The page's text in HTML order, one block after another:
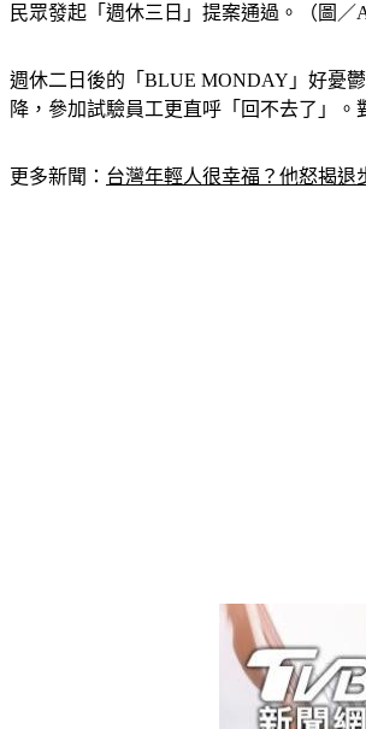
民眾發起「週休三日」提案通過。（圖／
週休二日後的「BLUE MONDAY」好憂
降，參加試驗員工更直呼「回不去了」
更多新聞： 台灣年輕人很幸福？他怒揭退